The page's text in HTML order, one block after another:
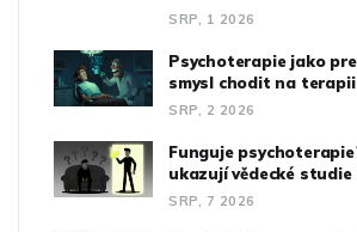
SRP, 1 2026
Psychoterapie jako
smysl chodit na
SRP, 2 2026
Funguje
ukazují vědecké
SRP, 7 2026